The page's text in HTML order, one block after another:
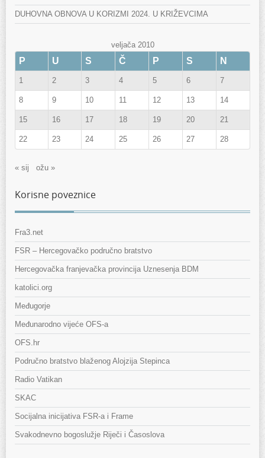
DUHOVNA OBNOVA U KORIZMI 2024. U KRIŽEVCIMA
veljača 2010
P U S Č P S N
1 2 3 4 5 6 7
8 9 10 11 12 13 14
15 16 17 18 19 20 21
22 23 24 25 26 27 28
« sij ožu »
Korisne poveznice
Fra3.net
FSR – Hercegovačko područno bratstvo
Hercegovačka franjevačka provincija Uznesenja BDM
katolici.org
Međugorje
Međunarodno vijeće OFS-a
OFS.hr
Područno bratstvo blaženog Alojzija Stepinca
Radio Vatikan
SKAC
Socijalna inicijativa FSR-a i Frame
Svakodnevno bogoslužje Riječi i Časoslova